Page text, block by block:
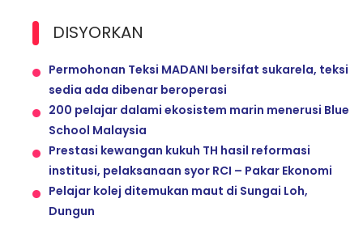
DISYORKAN
Permohonan Teksi MADANI bersifat sukarela, teksi
sedia ada dibenar beroperasi
200 pelajar dalami ekosistem marin menerusi Blue
School Malaysia
Prestasi kewangan kukuh TH hasil reformasi
institusi, pelaksanaan syor RCI – Pakar Ekonomi
Pelajar kolej ditemukan maut di Sungai Loh,
Dungun